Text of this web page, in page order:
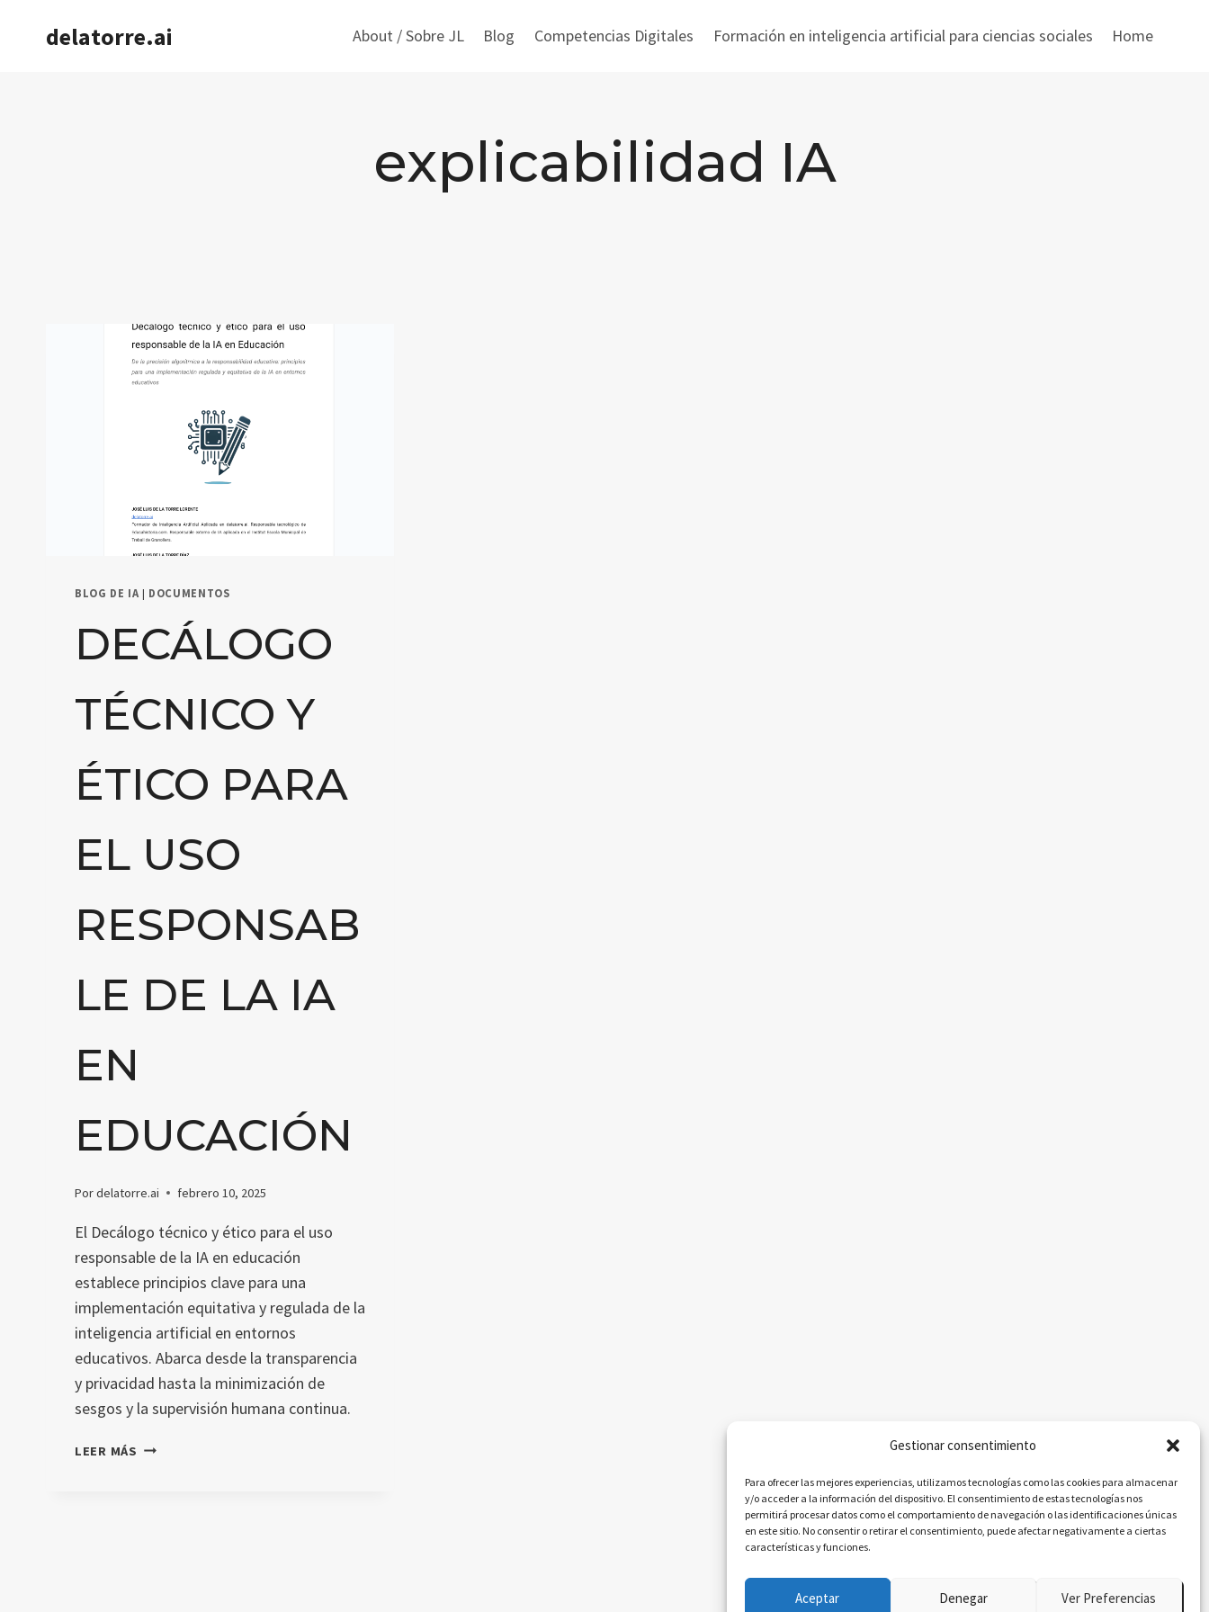
Gestionar consentimiento
Para ofrecer las mejores experiencias, utilizamos tecnologías como las cookies para almacenar
y/o acceder a la información del dispositivo. El consentimiento de estas tecnologías nos
permitirá procesar datos como el comportamiento de navegación o las identificaciones únicas
en este sitio. No consentir o retirar el consentimiento, puede afectar negativamente a ciertas
características y funciones.
Aceptar Denegar Ver Preferencias
delatorre.ai About / Sobre JL Blog Competencias Digitales Formación en inteligencia artificial para ciencias sociales Home
explicabilidad IA
BLOG DE IA | DOCUMENTOS
DECÁLOGO
TÉCNICO Y
ÉTICO PARA
EL USO
RESPONSAB
LE DE LA IA
EN
EDUCACIÓN
Pordelatorre.ai febrero 10, 2025
El Decálogo técnico y ético para el uso
responsable de la IA en educación
establece principios clave para una
implementación equitativa y regulada de la
inteligencia artificial en entornos
educativos. Abarca desde la transparencia
y privacidad hasta la minimización de
sesgos y la supervisión humana continua.
LEER MÁS DECÁLOGO